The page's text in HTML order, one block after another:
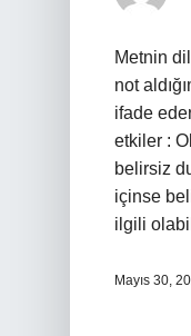
Metnin
not
ifade
etkiler :
belirsiz
içinse
ilgili
Mayıs 30,